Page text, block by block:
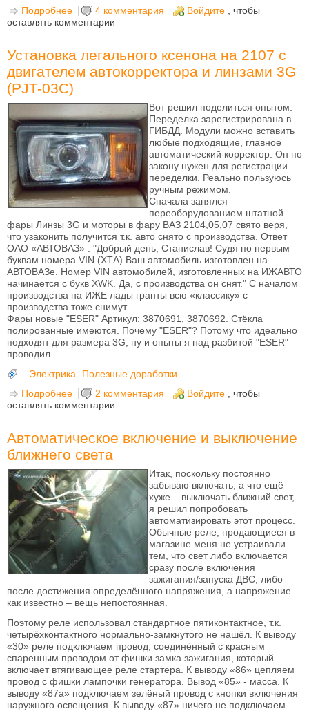
Подробнее о Светящиеся диски на авто. Делаем сами.
4 комментария Войдите
, чтобы
оставлять комментарии
Установка легального ксенона на 2107 с
двигателем автокорректора и линзами 3G
(PJT-03C)
Вот решил поделиться опытом.
Переделка зарегистрирована в
ГИБДД. Модули можно вставить
любые подходящие, главное
автоматический корректор. Он по
закону нужен для регистрации
переделки. Реально пользуюсь
ручным режимом.
Сначала занялся
переоборудованием штатной
фары Линзы 3G и моторы в фару ВАЗ 2104,05,07 свято веря,
что узаконить получится т.к. авто снято с производства. Ответ
ОАО «АВТОВАЗ» : "Добрый день, Станислав! Судя по первым
буквам номера VIN (ХТА) Ваш автомобиль изготовлен на
АВТОВАЗе. Номер VIN автомобилей, изготовленных на ИЖАВТО
начинается с букв XWK. Да, с производства он снят." С началом
производства на ИЖЕ лады гранты всю «классику» с
производства тоже снимут.
Фары новые "ESER" Артикул: 3870691, 3870692. Стёкла
полированные имеются. Почему "ESER"? Потому что идеально
подходят для размера 3G, ну и опыты я над разбитой "ESER"
проводил.
Электрика
Полезные доработки
Подробнее о Установка легального ксенона на 2107 с
двигателем автокорректора и линзами 3G (PJT-
2 комментария Войдите , чтобы
оставлять комментарии
Автоматическое включение и выключение
ближнего света
Итак, поскольку постоянно
забываю включать, а что ещё
хуже – выключать ближний свет,
я решил попробовать
автоматизировать этот процесс.
Обычные реле, продающиеся в
магазине меня не устраивали
тем, что свет либо включается
сразу после включения
зажигания/запуска ДВС, либо
после достижения определённого напряжения, а напряжение
как известно – вещь непостоянная.
Поэтому реле использовал стандартное пятиконтактное, т.к.
четырёхконтактного нормально-замкнутого не нашёл. К выводу
«30» реле подключаем провод, соединённый с красным
спаренным проводом от фишки замка зажигания, который
включает втягивающее реле стартера. К выводу «86» цепляем
провод с фишки лампочки генератора. Вывод «85» - масса. К
выводу «87а» подключаем зелёный провод с кнопки включения
наружного освещения. К выводу «87» ничего не подключаем.